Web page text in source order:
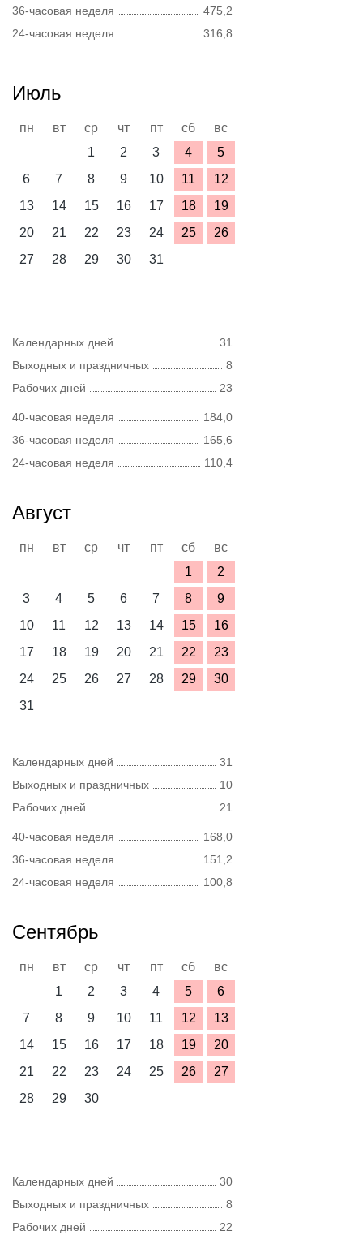
36-часовая неделя
475,2
24-часовая неделя
316,8
Июль
пн вт ср чт пт сб
вс
1
2 3 4
5
6
7 8 9 10 11
12
13
14 15 16 17 18
19
20
21 22 23 24 25
26
27
28 29 30 31
Календарных дней
31
Выходных и праздничных
8
Рабочих дней
23
40-часовая неделя
184,0
36-часовая неделя
165,6
24-часовая неделя
110,4
Август
пн вт ср чт пт сб
вс
1
2
3
4 5 6 7 8
9
10
11 12 13 14 15
16
17
18 19 20 21 22
23
24
25 26 27 28 29
30
31
Календарных дней
31
Выходных и праздничных
10
Рабочих дней
21
40-часовая неделя
168,0
36-часовая неделя
151,2
24-часовая неделя
100,8
Сентябрь
пн вт ср чт пт сб
вс
1
2 3 4 5
6
7
8 9 10 11 12
13
14
15 16 17 18 19
20
21
22 23 24 25 26
27
28
29 30
Календарных дней
30
Выходных и праздничных
8
Рабочих дней
22